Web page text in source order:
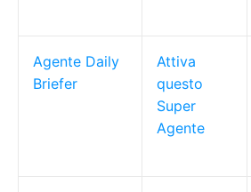
Agente Daily
Briefer
Attiva
questo
Super
Agente